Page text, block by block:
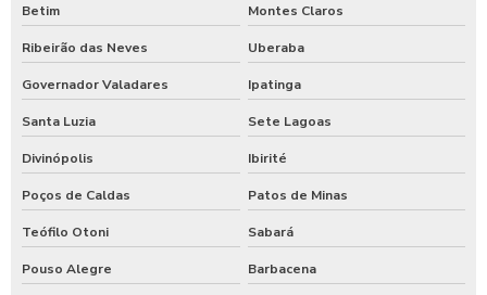
Betim Montes Claros
Ribeirão das Neves Uberaba
Governador Valadares Ipatinga
Santa Luzia Sete Lagoas
Divinópolis Ibirité
Poços de Caldas Patos de Minas
Teófilo Otoni Sabará
Pouso Alegre Barbacena